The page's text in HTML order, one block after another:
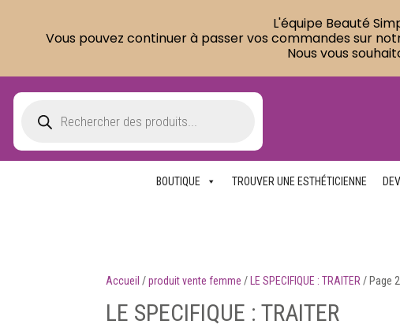
produits
BOUTIQUE TROUVER UNE ESTHÉTICIENNE
Accueil /produit vente femme / LE SPECIFIQUE : TRAITER/ Page 2
LE SPECIFIQUE : TRAITER
L'équipe Beauté
Vous pouvez continuer à passer vos commandes sur
Nous vous